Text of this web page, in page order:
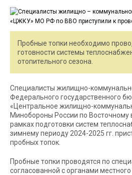
Пробные топки необходимо
готовности системы
отопительного сезона.
Специалисты жилищно-
Федерального государственного
«Центральное жилищно-
Минобороны России по Восточному
рамках подготовки систем
зимнему периоду 2024-2025 гг.
пробных топок.
Пробные топки проводятся по
согласованной с органами